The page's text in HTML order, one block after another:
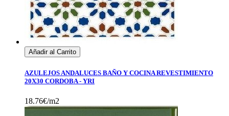
Añadir al Carrito
AZULEJOS ANDALUCES BAÑO Y COCINA REVESTIMIENTO
20X30 CORDOBA - YRI
18.76€/m2